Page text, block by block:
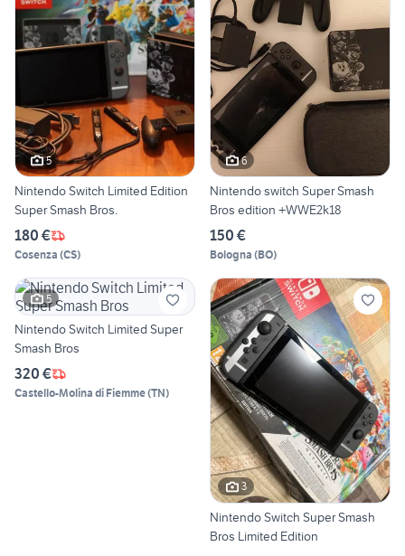
5
Nintendo Switch Limited Edition
Super Smash Bros.
180 €
Cosenza (CS)
6
Nintendo switch Super Smash
Bros edition +WWE2k18
150 €
Bologna (BO)
5
Nintendo Switch Limited Super
Smash Bros
320 €
Castello-Molina di Fiemme(TN)
3
Nintendo Switch Super Smash
Bros Limited Edition